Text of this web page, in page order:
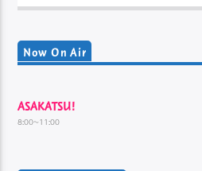
Now On Air
ASAKATSU!
8:00~11:00